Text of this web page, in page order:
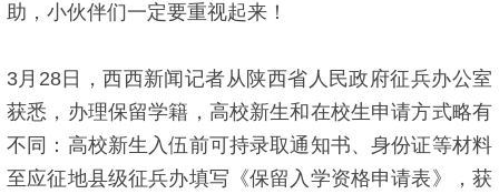
助，小伙伴们一定要重视起来！
3月28日，西西新闻记者从陕西省人民政府征兵办公室
获悉，办理保留学籍，高校新生和在校生申请方式略有
不同：高校新生入伍前可持录取通知书、身份证等材料
至应征地县级征兵办填写《保留入学资格申请表》，获